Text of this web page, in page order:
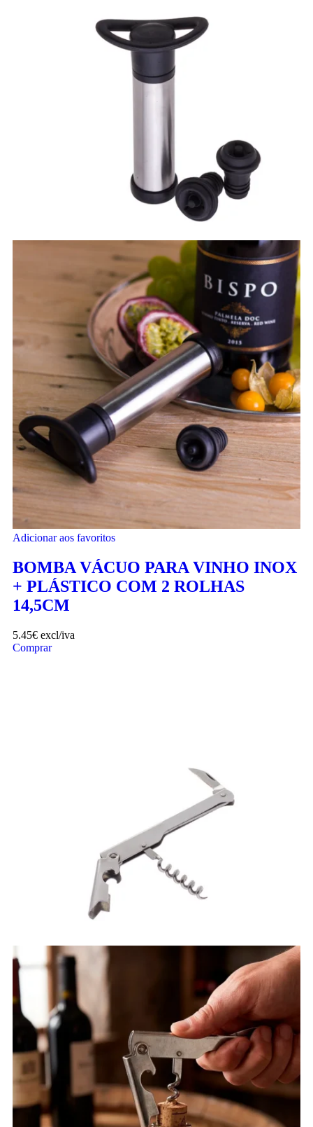
Adicionar aos favoritos
BOMBA VÁCUO PARA VINHO INOX
+ PLÁSTICO COM 2 ROLHAS
14,5CM
5.45€ excl/iva
Comprar